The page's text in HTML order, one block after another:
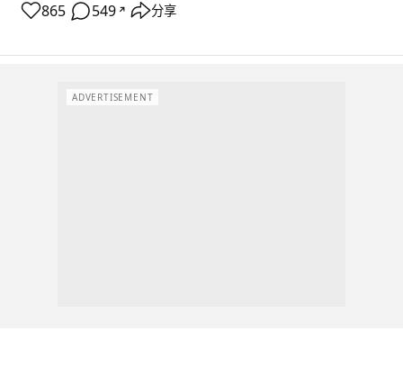
865 549 ↗ 分享
ADVERTISEMENT